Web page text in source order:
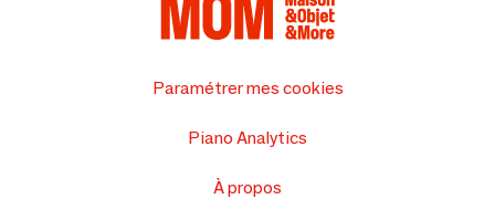
Paramétrer mes cookies
Piano Analytics
À propos